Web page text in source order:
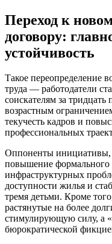
Переход к
договору:
устойчивость
Такое переопределение
труда — работодатели
соискателям за тридцать
возрастным
текучесть кадров и
профессиональных
Оппоненты инициативы,
повышение формального
инфраструктурных
доступности жилья и
тремя детьми. Кроме
растянутые на более
стимулирующую силу, а
бюрократической